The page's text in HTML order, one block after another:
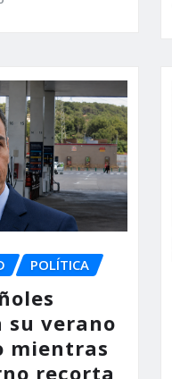
POLÍTICA
verano
mientras
recorta